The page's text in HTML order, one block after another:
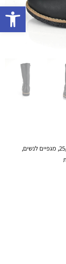
, מגפיים לנשים,